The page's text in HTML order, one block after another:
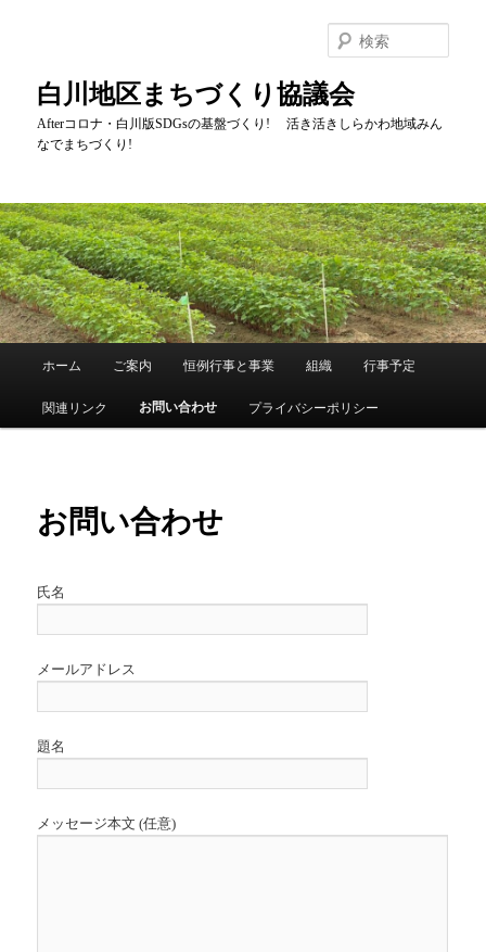
移
動
白川地区まちづくり協議会
Afterコロナ・白川版SDGsの基盤づくり! 活き活きしらかわ地域みん
なでまちづくり!
索
ホーム ご案内 恒例行事と事業 組織 行事予定
関連リンク お問い合わせ プライバシーポリシー
お問い合わせ
氏名
メールアドレス
題名
メッセージ本文 (任意)